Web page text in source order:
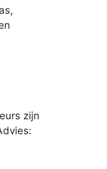
zijn